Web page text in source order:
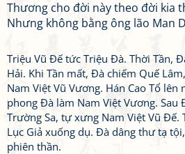
Thương cho đời này theo đời kia
Nhưng không bằng ông lão Man
Triệu Vũ Đế tức Triệu Đà. Thời Tần,
Hải. Khi Tần mất, Đà chiếm Quế
Nam Việt Vũ Vương. Hán Cao Tổ lên
phong Đà làm Nam Việt Vương. Sau
Trường Sa, tự xưng Nam Việt Vũ Đế.
Lục Giả xuống dụ. Đà dâng thư tạ
phiên thần.